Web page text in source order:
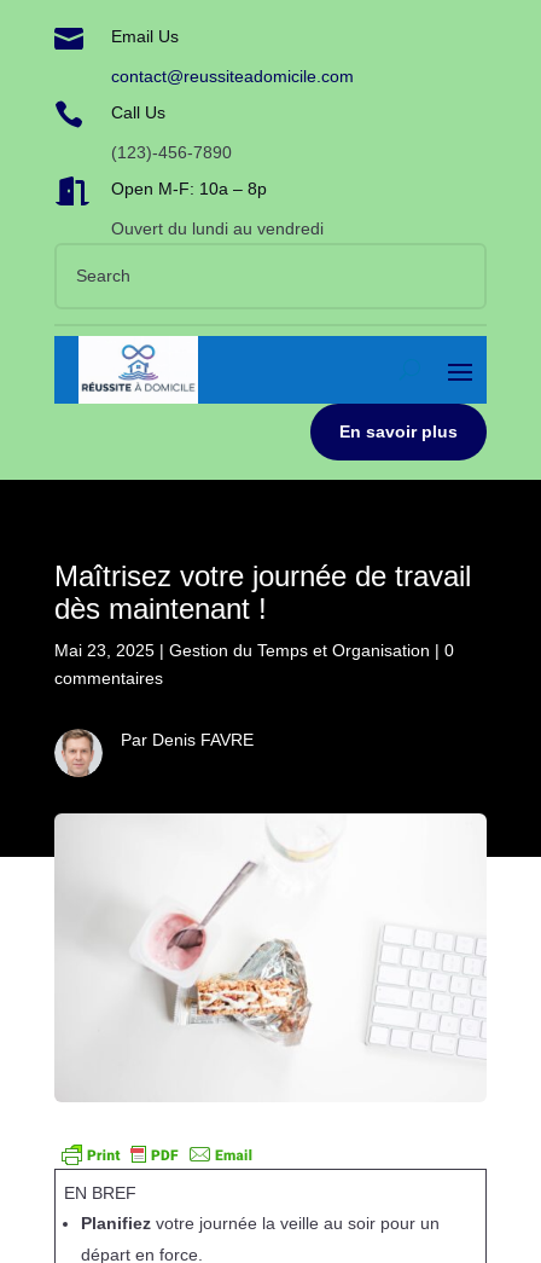
 Email Us
contact@reussiteadomicile.com
 Call Us
(123)-456-7890
 Open M-F: 10a – 8p
Ouvert du lundi au vendredi
En savoir plus
Maîtrisez votre journée de travail
dès maintenant !
Mai 23, 2025| Gestion du Temps et Organisation | 0
commentaires
Par Denis FAVRE
EN BREF
Planifiezvotre journée la veille au soir pour un
départ en force.